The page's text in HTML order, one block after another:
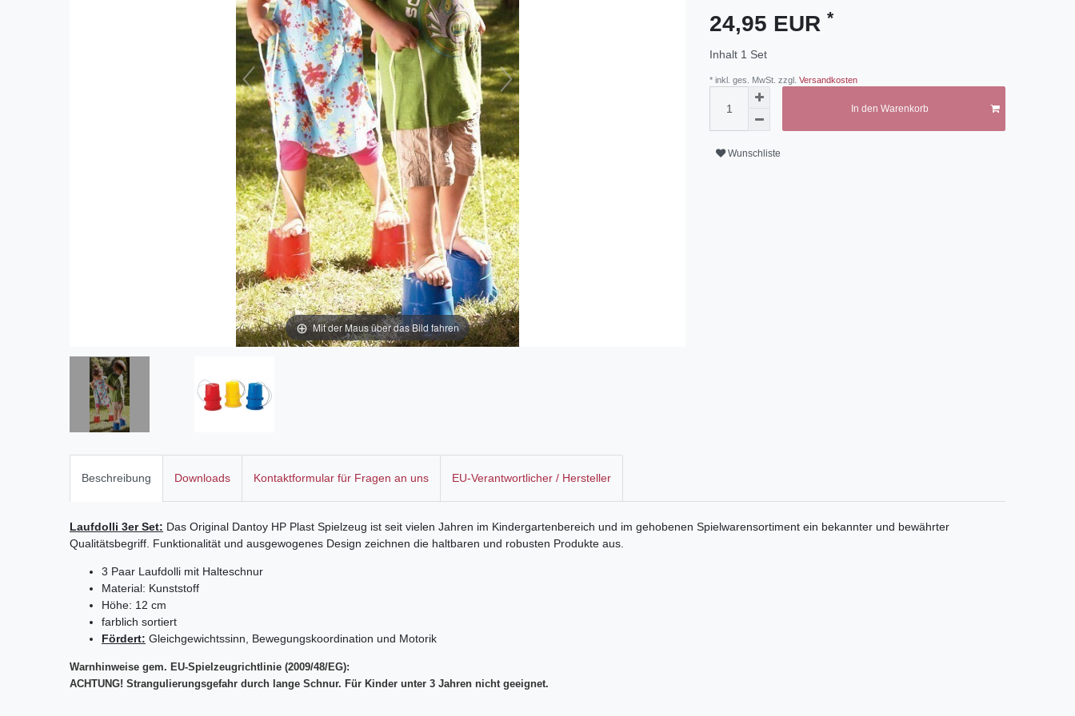
Mit der Maus über das Bild fahren
24,95 EUR *
Inhalt 1 Set
* inkl. ges. MwSt. zzgl. Versandkosten
In den Warenkorb
Wunschliste
Beschreibung Downloads Kontaktformular für Fragen an uns EU-Verantwortlicher / Hersteller
Laufdolli 3er Set: Das Original Dantoy HP Plast Spielzeug ist seit vielen Jahren im Kindergartenbereich und im gehobenen Spielwarensortiment ein bekannter und bewährter
Qualitätsbegriff. Funktionalität und ausgewogenes Design zeichnen die haltbaren und robusten Produkte aus.
3 Paar Laufdolli mit Halteschnur
Material: Kunststoff
Höhe: 12 cm
farblich sortiert
Fördert: Gleichgewichtssinn, Bewegungskoordination und Motorik
Warnhinweise gem. EU-Spielzeugrichtlinie (2009/48/EG):
ACHTUNG! Strangulierungsgefahr durch lange Schnur. Für Kinder unter 3 Jahren nicht geeignet.